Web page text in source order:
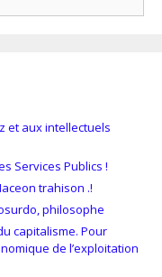
et aux intellectuels
Services Publics !
trahison .!
philosophe
capitalisme. Pour
de l’exploitation